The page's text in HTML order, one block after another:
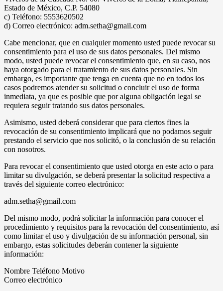
Estado de México, C.P. 54080
c) Teléfono: 5553620502
d) Correo electrónico: adm.setha@gmail.com
Cabe mencionar, que en cualquier momento usted puede revocar su
consentimiento para el uso de sus datos personales. Del mismo
modo, usted puede revocar el consentimiento que, en su caso, nos
haya otorgado para el tratamiento de sus datos personales. Sin
embargo, es importante que tenga en cuenta que no en todos los
casos podremos atender su solicitud o concluir el uso de forma
inmediata, ya que es posible que por alguna obligación legal se
requiera seguir tratando sus datos personales.
Asimismo, usted deberá considerar que para ciertos fines la
revocación de su consentimiento implicará que no podamos seguir
prestando el servicio que nos solicitó, o la conclusión de su relación
con nosotros.
Para revocar el consentimiento que usted otorga en este acto o para
limitar su divulgación, se deberá presentar la solicitud respectiva a
través del siguiente correo electrónico:
adm.setha@gmail.com
Del mismo modo, podrá solicitar la información para conocer el
procedimiento y requisitos para la revocación del consentimiento, así
como limitar el uso y divulgación de su información personal, sin
embargo, estas solicitudes deberán contener la siguiente
información:
Nombre Teléfono Motivo
Correo electrónico